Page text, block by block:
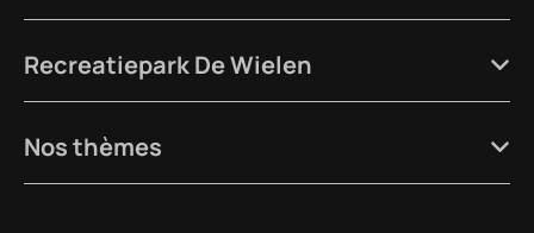
Recreatiepark De Wielen
Nos thèmes